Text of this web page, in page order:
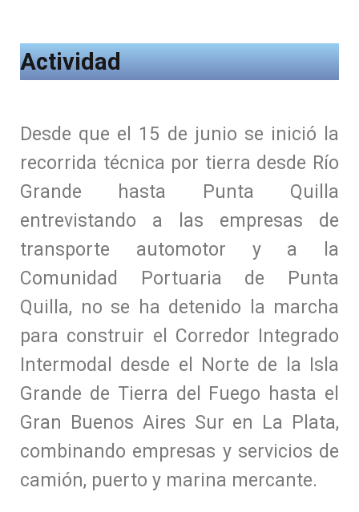
Actividad
Desde que el 15 de junio se inició la
recorrida técnica por tierra desde Río
Grande hasta Punta Quilla
entrevistando a las empresas de
transporte automotor y a la
Comunidad Portuaria de Punta
Quilla, no se ha detenido la marcha
para construir el Corredor Integrado
Intermodal desde el Norte de la Isla
Grande de Tierra del Fuego hasta el
Gran Buenos Aires Sur en La Plata,
combinando empresas y servicios de
camión, puerto y marina mercante.